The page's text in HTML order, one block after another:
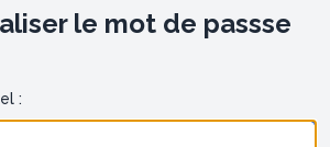
le mot de passse
: